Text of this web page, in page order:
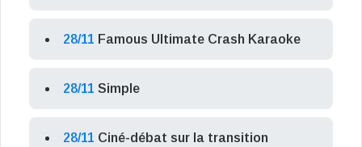
28/11 Famous Ultimate Crash Karaoke
28/11 Simple
28/11 Ciné-débat sur la transition